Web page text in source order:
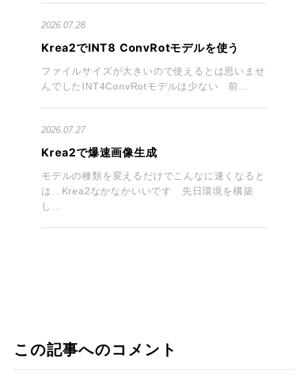
2026.07.28
Krea2でINT8 ConvRotモデルを使う
ファイルサイズが大きいので使えるとは思いませ
んでしたINT4ConvRotモデルは少ない 前...
2026.07.27
Krea2で爆速画像生成
モデルの種類を変えるだけでこんなに速くなると
は…Krea2なかなかいいです 先日環境を構築
し...
この記事へのコメント